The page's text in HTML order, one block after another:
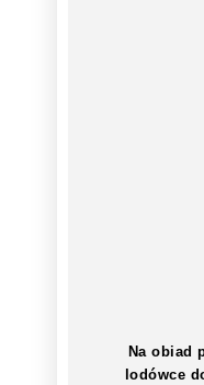
Na obiad
lodówce